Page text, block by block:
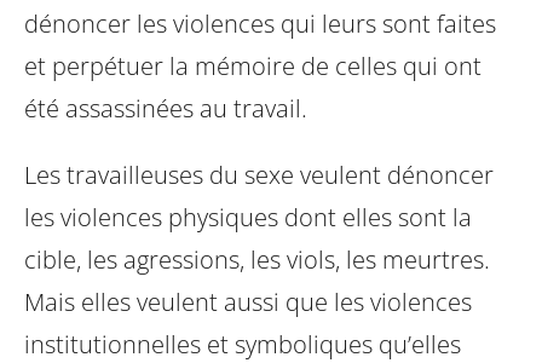
dénoncer les violences qui leurs sont faites
et perpétuer la mémoire de celles qui ont
été assassinées au travail.
Les travailleuses du sexe veulent dénoncer
les violences physiques dont elles sont la
cible, les agressions, les viols, les meurtres.
Mais elles veulent aussi que les violences
institutionnelles et symboliques qu’elles